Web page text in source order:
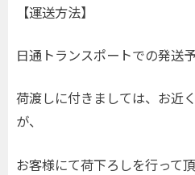
【運送方法】
日通トランスポートでの発送
荷渡しに付きましては、お近
が、
お客様にて荷下ろしを行って